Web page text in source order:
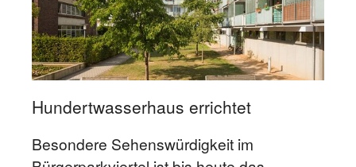
Hundertwasserhaus errichtet
Besondere Sehenswürdigkeit im